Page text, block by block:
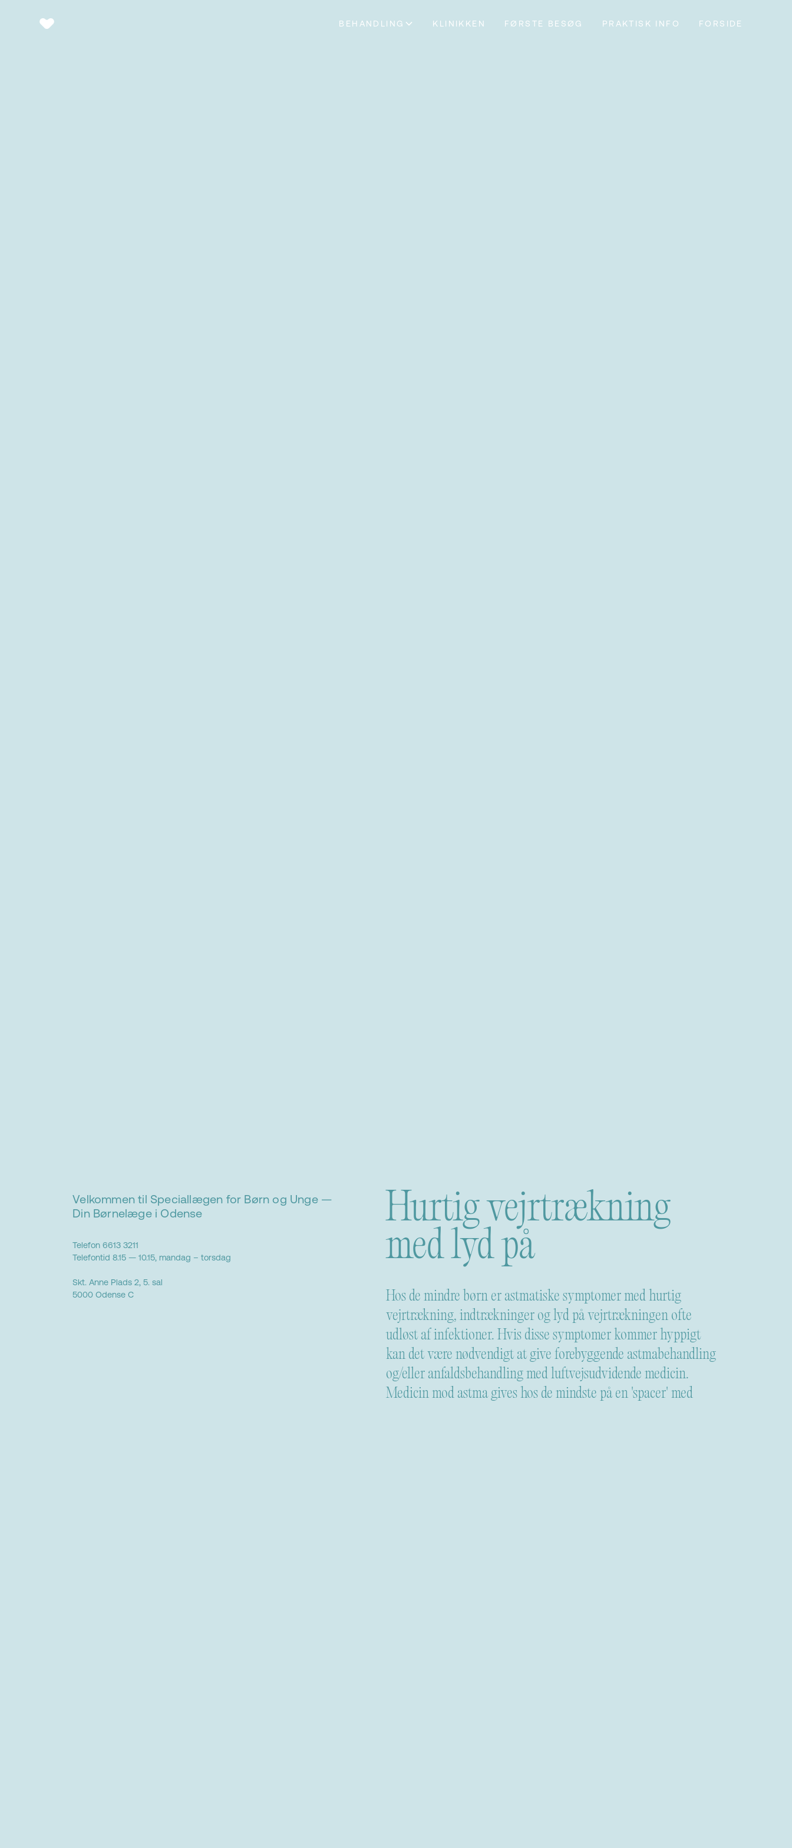
BEHANDLING KLINIKKEN FØRSTE BESØG PRAKTISK INFO FORSIDE
Velkommen til Speciallægen for Børn og Unge —
Din Børnelæge i Odense
Telefon 6613 3211
Telefontid 8.15 — 10.15, mandag – torsdag
Skt. Anne Plads 2, 5. sal
5000 Odense C
Hurtig vejrtrækning
med lyd på
Hos de mindre børn er astmatiske symptomer med hurtig
vejrtrækning, indtrækninger og lyd på vejrtrækningen ofte
udløst af infektioner. Hvis disse symptomer kommer hyppigt
kan det være nødvendigt at give forebyggende astmabehandling
og/eller anfaldsbehandling med luftvejsudvidende medicin.
Medicin mod astma gives hos de mindste på en 'spacer' med